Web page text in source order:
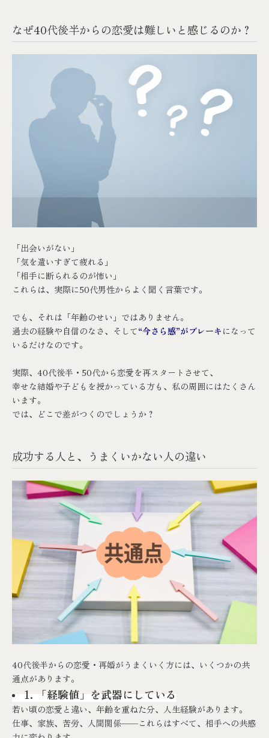
なぜ40代後半からの恋愛は難しいと感じるのか？
「出会いがない」
「気を遣いすぎて疲れる」
「相手に断られるのが怖い」
これらは、実際に50代男性からよく聞く言葉です。
でも、それは「年齢のせい」ではありません。
過去の経験や自信のなさ、そして“今さら感”がブレーキ になって
いるだけなのです。
実際、40代後半・50代から恋愛を再スタートさせて、
幸せな結婚や子どもを授かっている方も、私の周囲にはたくさん
います。
では、どこで差がつくのでしょうか？
成功する人と、うまくいかない人の違い
40代後半からの恋愛・再婚がうまくいく方には、いくつかの共
通点があります。
1. 「経験値」を武器にしている
若い頃の恋愛と違い、年齢を重ねた分、人生経験があります。
仕事、家族、苦労、人間関係——これらはすべて、相手への共感